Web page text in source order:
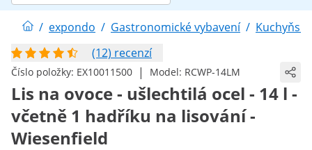
/ expondo / Gastronomické vybavení /
(12) recenzí
Číslo položky: EX10011500 | Model: RCWP-14LM
Lis na ovoce - ušlechtilá ocel - 14 l -
včetně 1 hadříku na lisování -
Wiesenfield